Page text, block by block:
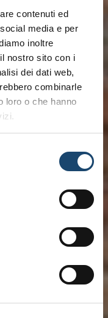
contenuti ed
media e per
inoltre
nostro sito con i
dei dati web,
combinarle
loro o che hanno